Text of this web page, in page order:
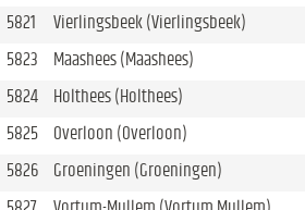
5821
Vierlingsbeek (Vierlingsbeek)
5823
Maashees (Maashees)
5824
Holthees (Holthees)
5825
Overloon (Overloon)
5826
Groeningen (Groeningen)